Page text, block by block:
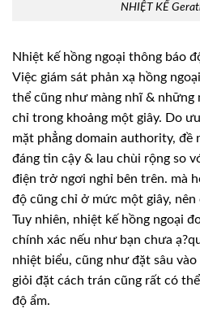
NHIỆT KẾ
Nhiệt kế hồng ngoại thông báo
Việc giám sát phản xạ hồng
thể cũng như màng nhĩ & những
chỉ trong khoảng một giây. Do
mặt phẳng domain authority, đề
đáng tin cậy & lau chùi rộng so
điện trở ngơi nghỉ bên trên. mà
độ cũng chỉ ở mức một giây, nên
Tuy nhiên, nhiệt kế hồng ngoại
chính xác nếu như bạn chưa
nhiệt biểu, cũng như đặt sâu
giỏi đặt cách trán cũng rất có
độ ẩm.